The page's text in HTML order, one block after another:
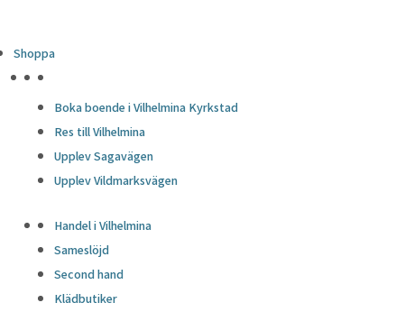
Shoppa
Boka boende i Vilhelmina Kyrkstad
Res till Vilhelmina
Upplev Sagavägen
Upplev Vildmarksvägen
Handel i Vilhelmina
Sameslöjd
Second hand
Klädbutiker